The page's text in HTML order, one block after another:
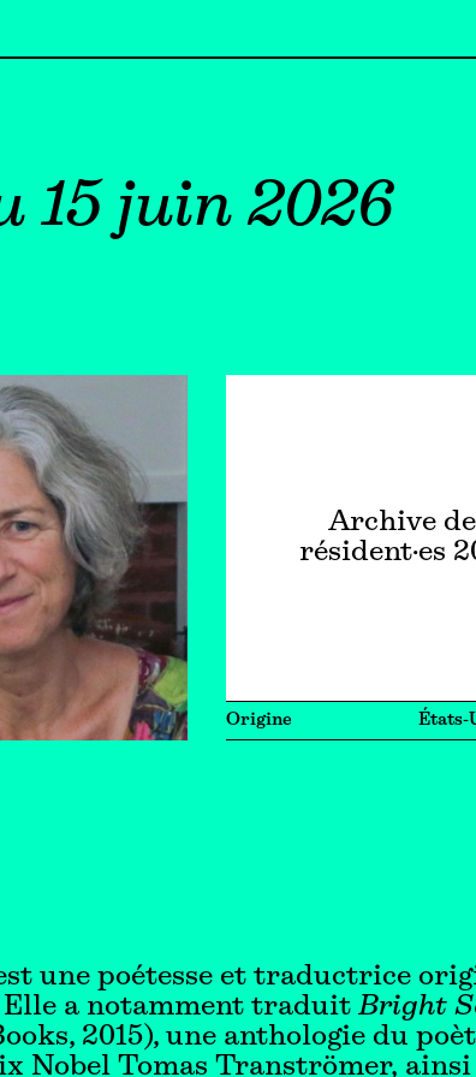
15 juin 2026
Archive
résident·es
Origine États-
une poétesse et traductrice
Elle a notamment traduit Bright
2015), une anthologie du
Nobel Tomas Tranströmer, ainsi